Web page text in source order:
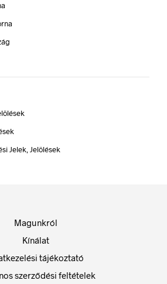
Jelek, Jelölések
Magunkról
Kínálat
tájékoztató
szerződési feltételek